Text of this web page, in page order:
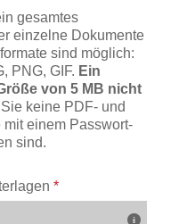
gesamtes
einzelne Dokumente
sind möglich:
PNG, GIF. Ein
von 5 MB nicht
keine PDF- und
einem Passwort-
sind.
*